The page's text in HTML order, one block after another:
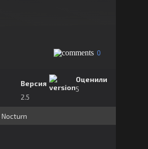
0
Версия
2.5
Оценили
5
⁣⁣⁣Nocturn